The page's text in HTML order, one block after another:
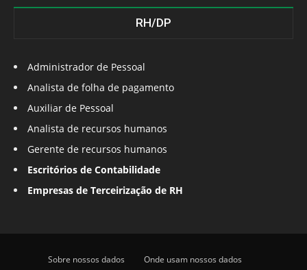
RH/DP
Administrador de Pessoal
Analista de folha de pagamento
Auxiliar de Pessoal
Analista de recursos humanos
Gerente de recursos humanos
Escritórios de Contabilidade
Empresas de Terceirização de RH
Sobre nossos dados Onde usam nossos dados